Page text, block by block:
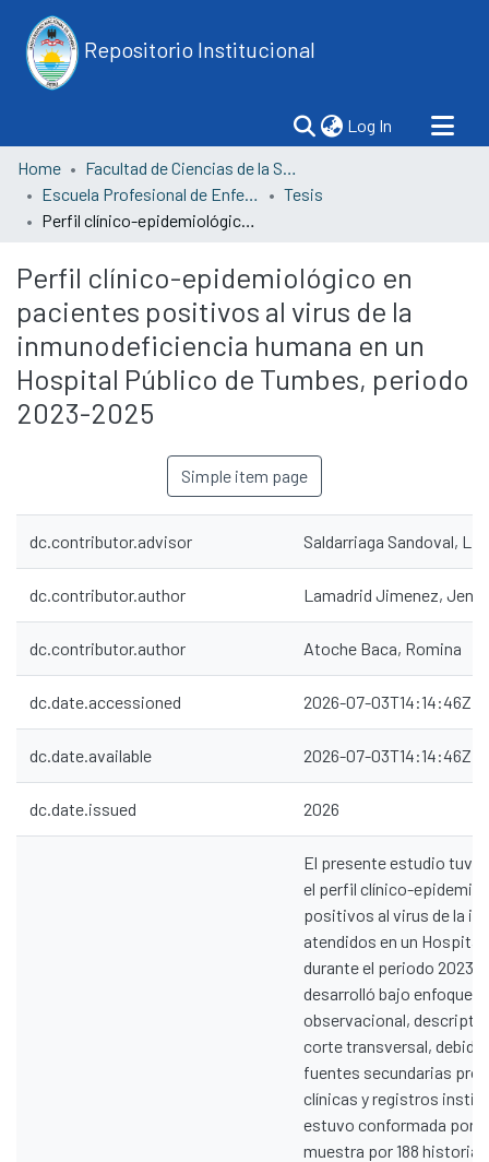
Repositorio Institucional
Log In (current)
Home
Facultad de Ciencias de la Salud
Escuela Profesional de Enfermería
Tesis
Perfil clínico-epidemiológico en pacientes positivos al virus de la inmunodeficiencia humana en un Hospital Público de Tumbes, periodo 2023-2025
Perfil clínico-epidemiológico en
pacientes positivos al virus de la
inmunodeficiencia humana en un
Hospital Público de Tumbes, periodo
2023-2025
Simple item page
dc.contributor.advisor Saldarriaga Sandoval,
dc.contributor.author Lamadrid Jimenez,
dc.contributor.author Atoche Baca, Romina
dc.date.accessioned 2026-07-03T14:14:46Z
dc.date.available 2026-07-03T14:14:46Z
dc.date.issued 2026
El presente estudio
el perfil clínico-
positivos al virus de la
atendidos en un Hospital
durante el periodo 2023-
desarrolló bajo enfoque
observacional,
corte transversal, debido
fuentes secundarias
clínicas y registros
estuvo conformada por
muestra por 188